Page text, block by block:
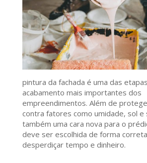
pintura da fachada é uma das
acabamento mais importantes dos
empreendimentos. Além de
contra fatores como umidade, sol e
também uma cara nova para o
deve ser escolhida de forma
desperdiçar tempo e dinheiro.